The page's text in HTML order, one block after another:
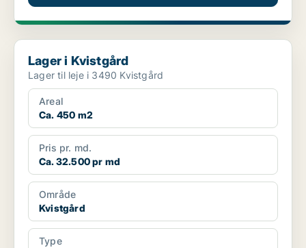
Lager i Kvistgård
Lager i Kvistgård
Lager til leje i 3490 Kvistgård
Areal
Ca. 450 m2
Pris pr. md.
Ca. 32.500 pr md
Område
Kvistgård
Type